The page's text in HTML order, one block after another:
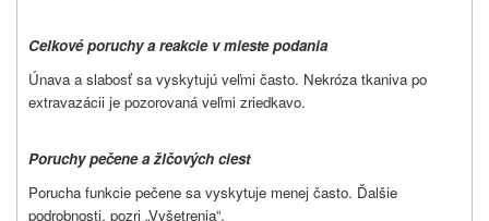
Celkové poruchy a reakcie v mieste podania
Únava a slabosť sa vyskytujú veľmi často. Nekróza tkaniva po
extravazácii je pozorovaná veľmi zriedkavo.
Poruchy pečene a žlčových ciest
Porucha funkcie pečene sa vyskytuje menej často. Ďalšie
podrobnosti, pozri „Vyšetrenia“.